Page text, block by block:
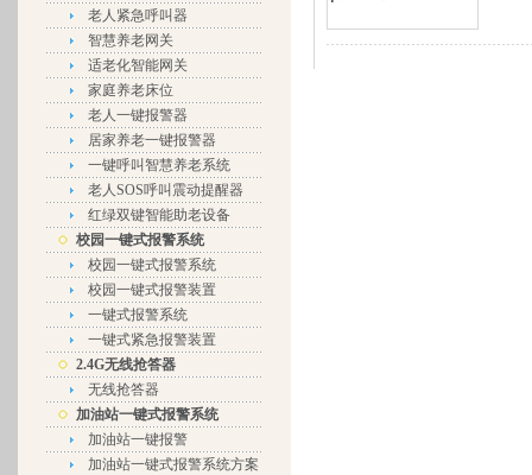
老人紧急呼叫器
智慧养老网关
适老化智能网关
家庭养老床位
老人一键报警器
居家养老一键报警器
一键呼叫智慧养老系统
老人SOS呼叫震动提醒器
红绿双键智能助老设备
校园一键式报警系统
校园一键式报警系统
校园一键式报警装置
一键式报警系统
一键式紧急报警装置
2.4G无线抢答器
无线抢答器
加油站一键式报警系统
加油站一键报警
加油站一键式报警系统方案